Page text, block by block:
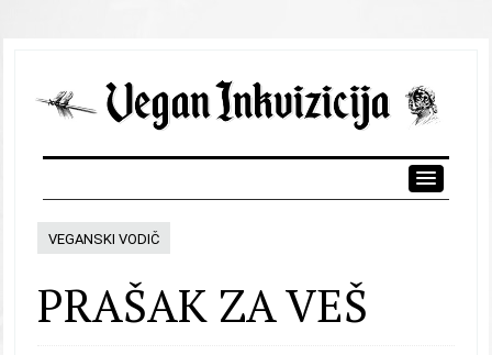
VEGANSKI VODIČ
PRAŠAK ZA VEŠ